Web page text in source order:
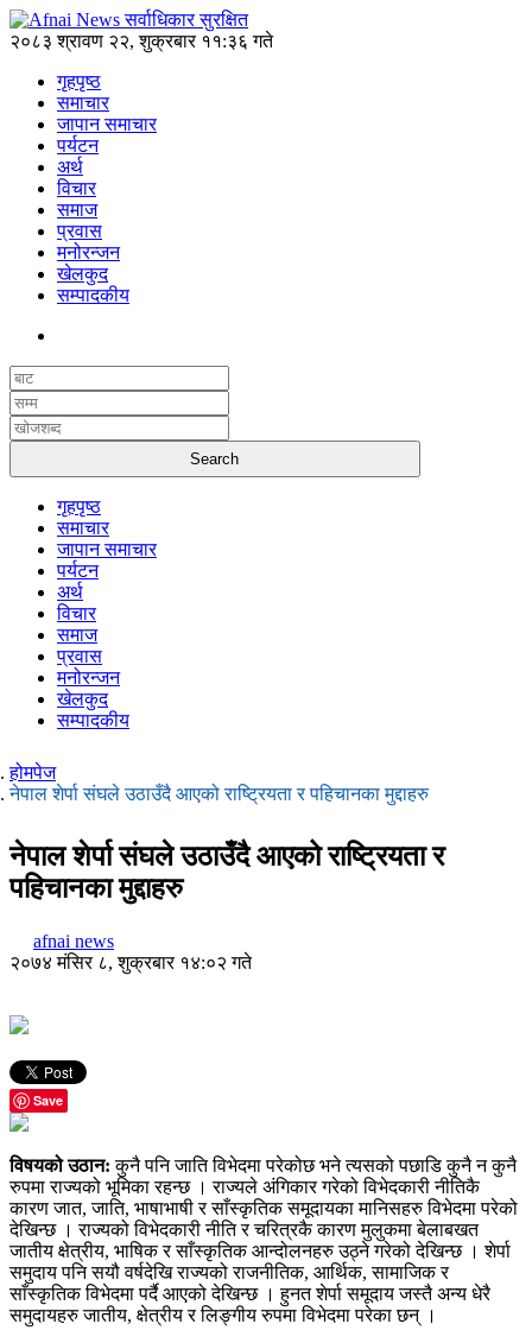
२०८३ श्रावण २२, शुक्रबार ११:३६ गते
गृहपृष्ठ
समाचार
जापान समाचार
पर्यटन
अर्थ
विचार
समाज
प्रवास
मनोरन्जन
खेलकुद
सम्पादकीय
गृहपृष्ठ
समाचार
जापान समाचार
पर्यटन
अर्थ
विचार
समाज
प्रवास
मनोरन्जन
खेलकुद
सम्पादकीय
होमपेज
नेपाल शेर्पा संघले उठाउँदै आएको राष्ट्रियता र पहिचानका मुद्दाहरु
नेपाल शेर्पा संघले उठाउँदै आएको राष्ट्रियता र
पहिचानका मुद्दाहरु
afnai news
२०७४ मंसिर ८, शुक्रबार १४:०२ गते
Save
विषयको उठान:कुनै पनि जाति विभेदमा परेकोछ भने त्यसको पछाडि कुनै न कुनै
रुपमा राज्यको भूमिका रहन्छ । राज्यले अंगिकार गरेको विभेदकारी नीतिकै
कारण जात, जाति, भाषाभाषी र साँस्कृतिक समूदायका मानिसहरु विभेदमा परेको
देखिन्छ । राज्यको विभेदकारी नीति र चरित्रकै कारण मुलुकमा बेलाबखत
जातीय क्षेत्रीय, भाषिक र साँस्कृतिक आन्दोलनहरु उठ्ने गरेको देखिन्छ । शेर्पा
समुदाय पनि सयौ वर्षदेखि राज्यको राजनीतिक, आर्थिक, सामाजिक र
साँस्कृतिक विभेदमा पर्दै आएको देखिन्छ । हुनत शेर्पा समूदाय जस्तै अन्य धेरै
समुदायहरु जातीय, क्षेत्रीय र लिङ्गीय रुपमा विभेदमा परेका छन् ।